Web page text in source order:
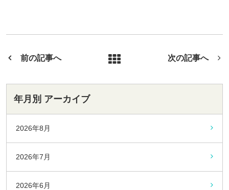
o
k
前の記事へ 次の記事へ
年月別 アーカイブ
2026年8月
2026年7月
2026年6月